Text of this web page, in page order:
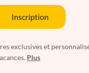
Inscription
exclusives et
Plus